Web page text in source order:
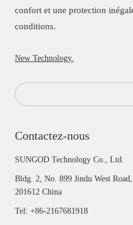
confort et une protection
conditions.
New Technology.
Contactez-nous
SUNGOD Technology Co., Ltd.
Bldg. 2, No. 899 Jindu West
201612 China
Tel: +86-2167681918